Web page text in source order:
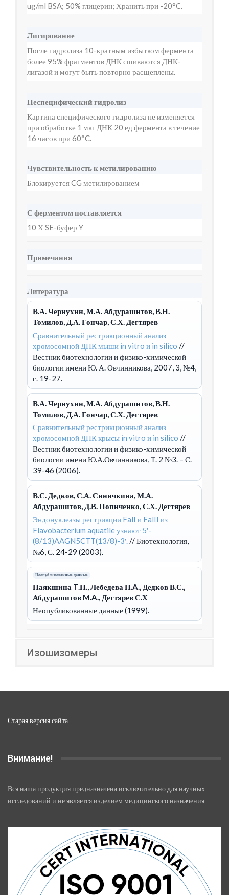
ug/ml BSA; 50% глицерин; Хранить при -20°C.
Лигирование
После гидролиза 10-кратным избытком фермента
более 95% фрагментов ДНК сшиваются ДНК-
лигазой и могут быть повторно расщеплены.
Неспецифический гидролиз
Картина специфического гидролиза не изменяется
при обработке 1 мкг ДНК 20 ед фермента в течение
16 часов при 60°C.
Чувствительность к метилированию
Блокируется CG метилированием
С ферментом поставляется
10 Х SE-буфер Y
Примечания
Литература
В.А. Чернухин, М.А. Абдурашитов, В.Н.
Томилов, Д.А. Гончар, С.Х. Дегтярев
Сравнительный рестрикционный анализ
хромосомной ДНК мыши in vitro и in silico //
Вестник биотехнологии и физико-химической
биологии имени Ю. А. Овчинникова, 2007, 3, №4,
с. 19-27.
В.А. Чернухин, М.А. Абдурашитов, В.Н.
Томилов, Д.А. Гончар, С.Х. Дегтярев
Сравнительный рестрикционный анализ
хромосомной ДНК крысы in vitro и in silico //
Вестник биотехнологии и физико-химической
биологии имени Ю.А.Овчинникова, Т. 2 №3. – С.
39-46 (2006).
В.С. Дедков, С.А. Синичкина, М.А.
Абдурашитов, Д.В. Попиченко, С.Х. Дегтярев
Эндонуклеазы рестрикции FalI и FalII из
Flavobacterium aquatile узнают 5′-
(8/13)AAGN5CTT(13/8)-3′. // Биотехнология,
№6, С. 24-29 (2003).
Неопубликованные данные
Наякшина T.Н., Лебедева Н.A., Дедков В.С.,
Абдурашитов M.A., Дегтярев С.Х
Неопубликованные данные (1999).
Изошизомеры
Старая версия сайта
Внимание!
Вся наша продукция предназначена исключительно для научных
исследований и не является изделием медицинского назначения